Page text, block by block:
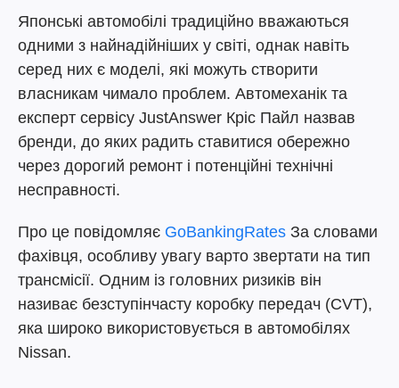
Японські автомобілі традиційно вважаються
одними з найнадійніших у світі, однак навіть
серед них є моделі, які можуть створити
власникам чимало проблем. Автомеханік та
експерт сервісу JustAnswer Кріс Пайл назвав
бренди, до яких радить ставитися обережно
через дорогий ремонт і потенційні технічні
несправності.
Про це повідомляє GoBankingRates За словами
фахівця, особливу увагу варто звертати на тип
трансмісії. Одним із головних ризиків він
називає безступінчасту коробку передач (CVT),
яка широко використовується в автомобілях
Nissan.